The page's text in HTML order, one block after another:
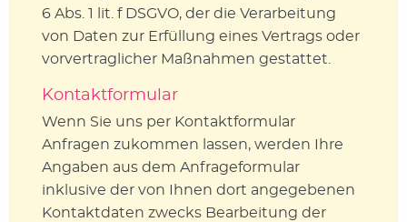
6 Abs. 1 lit. f DSGVO, der die Verarbeitung
von Daten zur Erfüllung eines Vertrags oder
vorvertraglicher Maßnahmen gestattet.
Kontaktformular
Wenn Sie uns per Kontaktformular
Anfragen zukommen lassen, werden Ihre
Angaben aus dem Anfrageformular
inklusive der von Ihnen dort angegebenen
Kontaktdaten zwecks Bearbeitung der